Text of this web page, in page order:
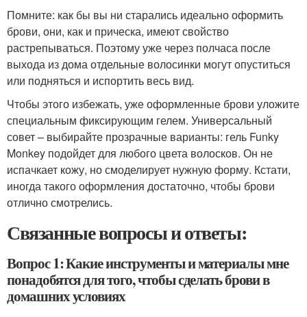
Помните: как бы вы ни старались идеально оформить
брови, они, как и прическа, имеют свойство
растрепываться. Поэтому уже через полчаса после
выхода из дома отдельные волосинки могут опуститься
или подняться и испортить весь вид.
Чтобы этого избежать, уже оформленные брови уложите
специальным фиксирующим гелем. Универсальный
совет – выбирайте прозрачные варианты: гель Funky
Monkey подойдет для любого цвета волосков. Он не
испачкает кожу, но смоделирует нужную форму. Кстати,
иногда такого оформления достаточно, чтобы брови
отлично смотрелись.
Связанные вопросы и ответы:
Вопрос 1: Какие инструменты и материалы мне
понадобятся для того, чтобы сделать брови в
домашних условиях